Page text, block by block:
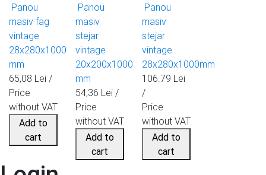
Panou
masiv fag
vintage
28x280x1000
mm
65,08 Lei /
Price
without VAT
Add to
cart
Panou
masiv
stejar
vintage
20x200x1000
mm
54,36 Lei /
Price
without VAT
Add to
cart
Panou
masiv
stejar
vintage
28x280x1000mm
106.79 Lei
/
Price
without VAT
Add to
cart